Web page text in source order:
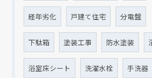
経年劣化 戸建て住宅 分電盤
下駄箱 塗装工事 防水塗装
浴室床シート 洗濯水栓 手洗器